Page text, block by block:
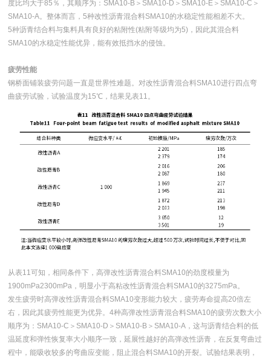
度比均大于85％，其顺序为：SMA10-B＞SMA10-D＞SMA10-E＞SMA10-C＞
SMA10-A。整体而言，5种改性沥青混合料SMA10的水稳定性能相差不大。
5种沥青结合料与集料具有良好的粘附性(粘附等级均为5)，因此其混合料
SMA10的水稳定性能优异，能有效抵挡水的侵蚀。
疲劳性能
钢桥面铺装疲劳问题一直是世界性难题。对改性沥青混合料SMA10进行四点弯
曲疲劳试验，试验温度为15℃，结果见表11。
从表11可知，相同条件下，高弹改性沥青混合料SMA10的劲度模量为
1900mPa2300mPa，明显小于高粘改性沥青混合料SMA10的3275mPa。
发生疲劳时高弹改性沥青混合料SMA10变形能力较大，疲劳寿命提高20倍左
右，因此其疲劳性能更为优异。4种高弹改性沥青混合料SMA10的疲劳次数大小
顺序为：SMA10-C＞SMA10-D＞SMA10-B＞SMA10-A，这与沥青结合料的低
温延度和弹性恢复率大小顺序一致，延展性越好的高弹改性沥青，在反复弯曲过
程中，能吸收较多的弯曲应变能，阻止混合料SMA10的开裂。试验结果表明，